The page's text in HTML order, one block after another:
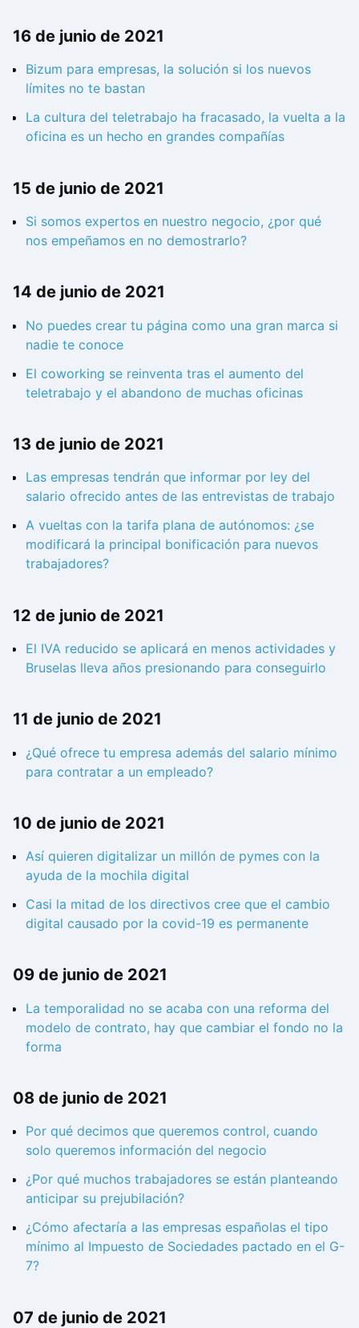
16 de junio de 2021
Bizum para empresas, la solución si los nuevos
límites no te bastan
La cultura del teletrabajo ha fracasado, la vuelta a la
oficina es un hecho en grandes compañías
15 de junio de 2021
Si somos expertos en nuestro negocio, ¿por qué
nos empeñamos en no demostrarlo?
14 de junio de 2021
No puedes crear tu página como una gran marca si
nadie te conoce
El coworking se reinventa tras el aumento del
teletrabajo y el abandono de muchas oficinas
13 de junio de 2021
Las empresas tendrán que informar por ley del
salario ofrecido antes de las entrevistas de trabajo
A vueltas con la tarifa plana de autónomos: ¿se
modificará la principal bonificación para nuevos
trabajadores?
12 de junio de 2021
El IVA reducido se aplicará en menos actividades y
Bruselas lleva años presionando para conseguirlo
11 de junio de 2021
¿Qué ofrece tu empresa además del salario mínimo
para contratar a un empleado?
10 de junio de 2021
Así quieren digitalizar un millón de pymes con la
ayuda de la mochila digital
Casi la mitad de los directivos cree que el cambio
digital causado por la covid-19 es permanente
09 de junio de 2021
La temporalidad no se acaba con una reforma del
modelo de contrato, hay que cambiar el fondo no la
forma
08 de junio de 2021
Por qué decimos que queremos control, cuando
solo queremos información del negocio
¿Por qué muchos trabajadores se están planteando
anticipar su prejubilación?
¿Cómo afectaría a las empresas españolas el tipo
mínimo al Impuesto de Sociedades pactado en el G-
7?
07 de junio de 2021